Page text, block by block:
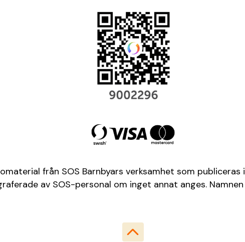
från SOS Barnbyars verksamhet som
av SOS-personal om inget annat anges.